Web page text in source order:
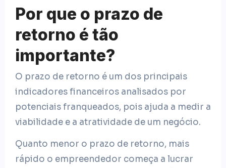
Por que o prazo de
retorno é tão
importante?
O prazo de retorno é um dos principais
indicadores financeiros analisados por
potenciais franqueados, pois ajuda a medir a
viabilidade e a atratividade de um negócio.
Quanto menor o prazo de retorno, mais
rápido o empreendedor começa a lucrar